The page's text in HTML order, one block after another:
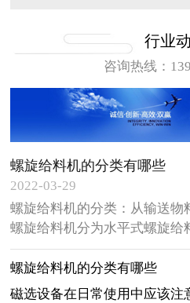
行业
咨询热线：
螺旋给料机的分类有哪些
2022-03-29
螺旋给料机的分类：从输送物
螺旋给料机分为水平式螺旋给
两大类型，主要用于对各种粉
散物料的水平输送 ...
螺旋给料机的分类有哪些
磁选设备在日常使用中应该注